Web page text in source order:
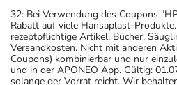
32: Bei Verwendung des Coupons
Rabatt auf viele Hansaplast-
rezeptpflichtige Artikel, Bücher,
Versandkosten. Nicht mit anderen
Coupons) kombinierbar und nur
und in der APONEO App. Gültig:
solange der Vorrat reicht. Wir